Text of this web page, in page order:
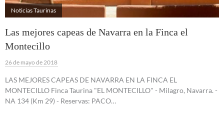
Noticias Taurinas
Las mejores capeas de Navarra en la Finca el
Montecillo
26 de mayo de 2018
LAS MEJORES CAPEAS DE NAVARRA EN LA FINCA EL
MONTECILLO Finca Taurina "EL MONTECILLO" - Milagro, Navarra. -
NA 134 (Km 29) - Reservas: PACO…